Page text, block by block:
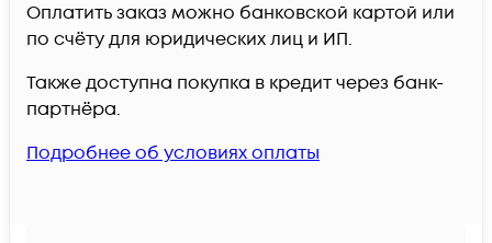
Оплатить заказ можно банковской картой или
по счёту для юридических лиц и ИП.
Также доступна покупка в кредит через банк-
партнёра.
Подробнее об условиях оплаты